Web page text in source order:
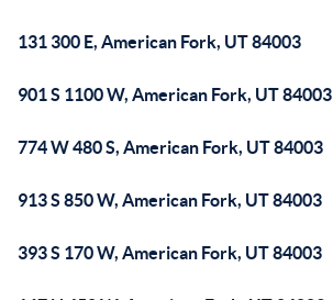
131 300 E, American Fork, UT 84003
901 S 1100 W, American Fork, UT 84003
774 W 480 S, American Fork, UT 84003
913 S 850 W, American Fork, UT 84003
393 S 170 W, American Fork, UT 84003